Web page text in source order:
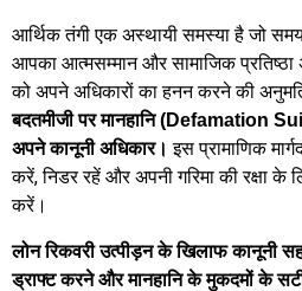
आर्थिक तंगी एक अस्थायी समस्या है जो
आपका आत्मसम्मान और सामाजिक
को अपने अधिकारों का हनन करने की
बदतमीजी पर मानहानि (Defamation
अपने कानूनी अधिकार। इस प्रामाणिक
करें, निडर रहें और अपनी गरिमा की रक्षा के
करें।
लोन रिकवरी उत्पीड़न के खिलाफ कानूनी
ड्राफ्ट करने और मानहानि के मुकदमों के